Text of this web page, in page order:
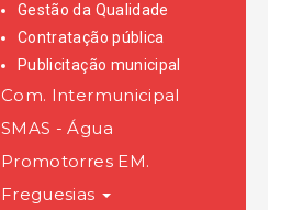
Gestão da Qualidade
Contratação pública
Publicitação municipal
Com. Intermunicipal
SMAS - Água
Promotorres EM.
Freguesias